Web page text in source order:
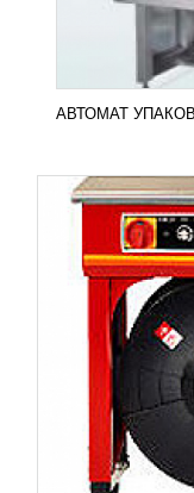
АВТОМАТ
ПОДРОБНЕЕ
УЗНАТЬ
представляет
машину для
грузов на
ПОДРОБНЕЕ